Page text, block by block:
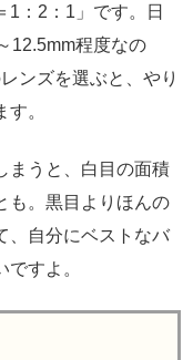
1：2：1」です。日
12.5mm程度なの
ンズを選ぶと、やり
。
まうと、白目の面積
も。黒目よりほんの
、自分にベストなバ
すよ。